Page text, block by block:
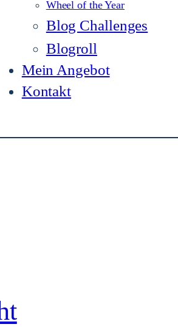
Wheel of the Year
Blog Challenges
Blogroll
Mein Angebot
Kontakt